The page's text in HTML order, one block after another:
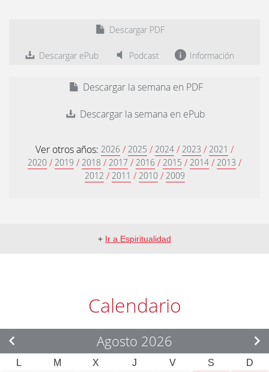
Descargar PDF
Descargar ePub Podcast Información
Descargar la semana en PDF
Descargar la semana en ePub
Ver otros años: 2026 / 2025 / 2024 / 2023 / 2021 /
2020 / 2019 / 2018 / 2017 / 2016 / 2015 / 2014 / 2013 /
2012 / 2011 / 2010 / 2009
+ Ir a Espiritualidad
Calendario
Agosto 2026
L M X J V S D